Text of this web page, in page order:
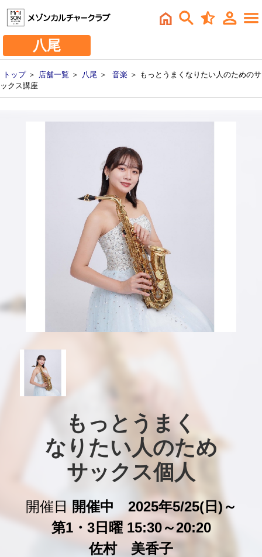
八尾
トップ＞ 店舗一覧 ＞ 八尾 ＞ 音楽 ＞ もっとうまくなりたい人のためのサ
ックス講座
もっとうまく
なりたい人のため
サックス個人
開催日
開催中 2025年5/25(日)～
第1・3日曜 15:30～20:20
佐村 美香子